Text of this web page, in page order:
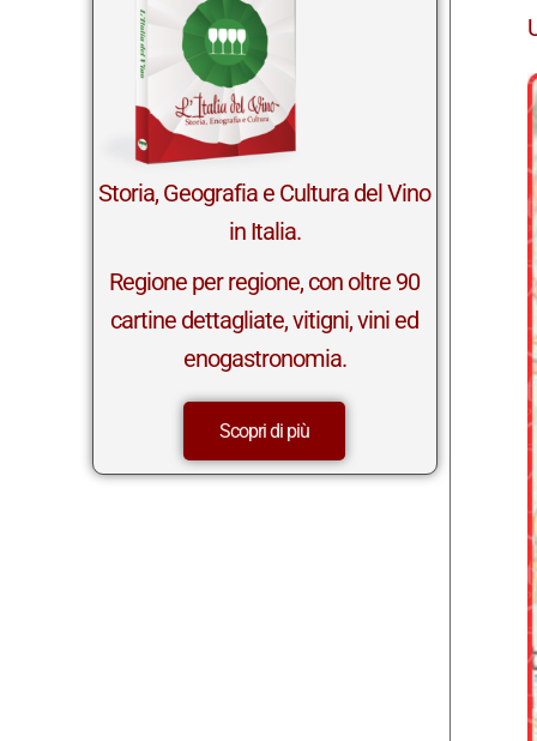
Storia, Geografia e Cultura del Vino
in Italia.
Regione per regione, con oltre 90
cartine dettagliate, vitigni, vini ed
enogastronomia.
Scopri di più